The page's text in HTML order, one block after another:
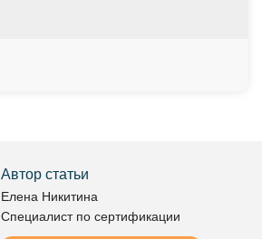
Автор статьи
Елена Никитина
Специалист по сертификации